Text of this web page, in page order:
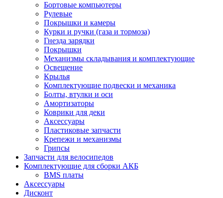
Бортовые компьютеры
Рулевые
Покрышки и камеры
Курки и ручки (газа и тормоза)
Гнезда зарядки
Покрышки
Механизмы складывания и комплектующие
Освещение
Крылья
Комплектующие подвески и механика
Болты, втулки и оси
Амортизаторы
Коврики для деки
Аксессуары
Пластиковые запчасти
Крепежи и механизмы
Грипсы
Запчасти для велосипедов
Комплектующие для сборки АКБ
BMS платы
Аксессуары
Дисконт